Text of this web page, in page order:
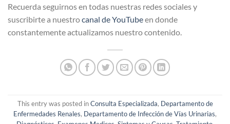
Recuerda seguirnos en todas nuestras redes sociales y
suscribirte a nuestrocanal de YouTubeen donde
constantemente actualizamos nuestro contenido.
This entry was posted inConsulta Especializada, Departamento de
Enfermedades Renales, Departamento de Infección de Vías Urinarias,